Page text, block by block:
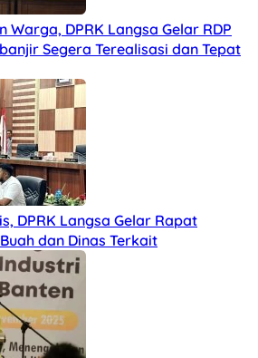
Warga, DPRK Langsa Gelar RDP
Segera Terealisasi dan Tepat
DPRK Langsa Gelar Rapat
dan Dinas Terkait